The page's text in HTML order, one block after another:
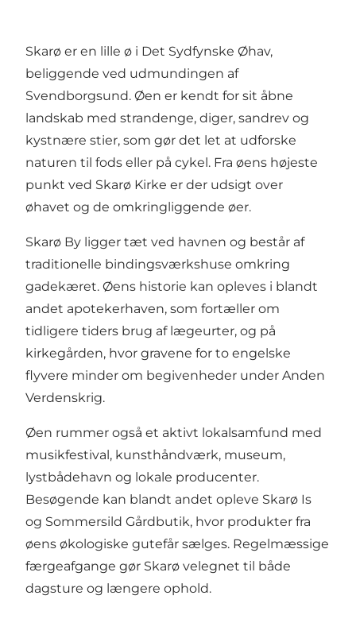
Skarø er en lille ø i Det Sydfynske Øhav,
beliggende ved udmundingen af
Svendborgsund. Øen er kendt for sit åbne
landskab med strandenge, diger, sandrev og
kystnære stier, som gør det let at udforske
naturen til fods eller på cykel. Fra øens højeste
punkt ved Skarø Kirke er der udsigt over
øhavet og de omkringliggende øer.
Skarø By ligger tæt ved havnen og består af
traditionelle bindingsværkshuse omkring
gadekæret. Øens historie kan opleves i blandt
andet apotekerhaven, som fortæller om
tidligere tiders brug af lægeurter, og på
kirkegården, hvor gravene for to engelske
flyvere minder om begivenheder under Anden
Verdenskrig.
Øen rummer også et aktivt lokalsamfund med
musikfestival, kunsthåndværk, museum,
lystbådehavn og lokale producenter.
Besøgende kan blandt andet opleve Skarø Is
og Sommersild Gårdbutik, hvor produkter fra
øens økologiske gutefår sælges. Regelmæssige
færgeafgange gør Skarø velegnet til både
dagsture og længere ophold.